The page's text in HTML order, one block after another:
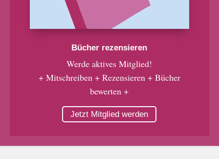
Bücher rezensieren
Werde aktives Mitglied!
+ Mitschreiben + Rezensieren + Bücher
bewerten +
Jetzt Mitglied werden